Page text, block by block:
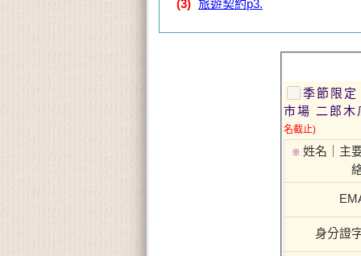
(3) 旅遊契約p3.
季節限
市場 二郎木
名截止)
※ 姓名｜主
身分證